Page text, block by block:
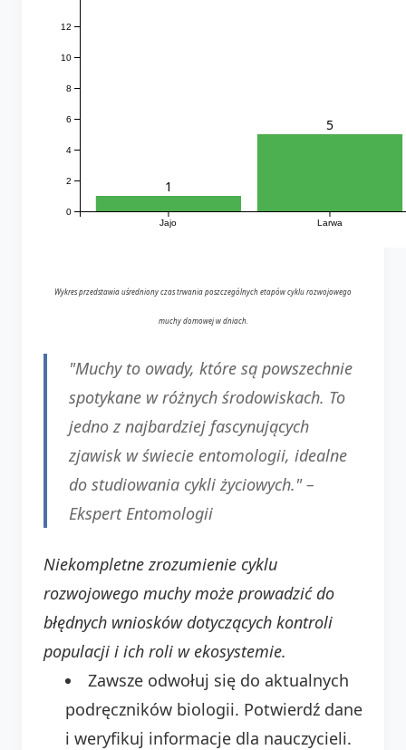
Jajo Larwa
0
2
4
6
8
10
12
1
5
Wykres przedstawia uśredniony czas trwania poszczególnych etapów cyklu rozwojowego
muchy domowej w dniach.
"Muchy to owady, które są powszechnie
spotykane w różnych środowiskach. To
jedno z najbardziej fascynujących
zjawisk w świecie entomologii, idealne
do studiowania cykli życiowych." –
Ekspert Entomologii
Niekompletne zrozumienie cyklu
rozwojowego muchy może prowadzić do
błędnych wniosków dotyczących kontroli
populacji i ich roli w ekosystemie.
Zawsze odwołuj się do aktualnych
podręczników biologii. Potwierdź dane
i weryfikuj informacje dla nauczycieli.